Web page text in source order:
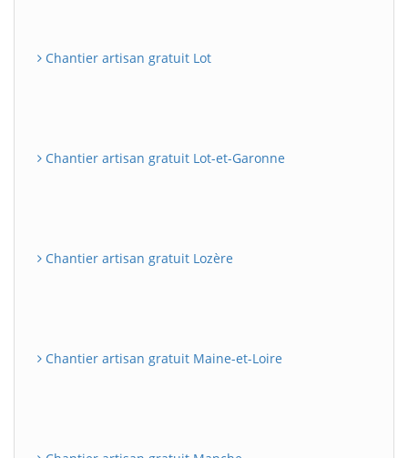
Chantier artisan gratuit Lot
Chantier artisan gratuit Lot-et-Garonne
Chantier artisan gratuit Lozère
Chantier artisan gratuit Maine-et-Loire